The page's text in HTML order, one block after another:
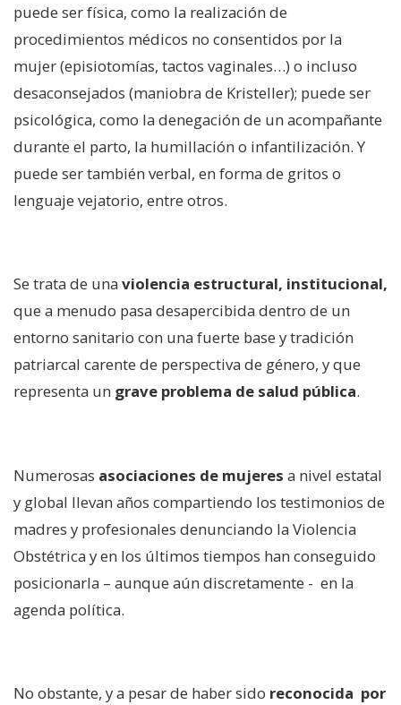
puede ser física, como la realización de
procedimientos médicos no consentidos por la
mujer (episiotomías, tactos vaginales…) o incluso
desaconsejados (maniobra de Kristeller); puede ser
psicológica, como la denegación de un acompañante
durante el parto, la humillación o infantilización. Y
puede ser también verbal, en forma de gritos o
lenguaje vejatorio, entre otros.
Se trata de una violencia estructural, institucional,
que a menudo pasa desapercibida dentro de un
entorno sanitario con una fuerte base y tradición
patriarcal carente de perspectiva de género, y que
representa un grave problema de salud pública.
Numerosas asociaciones de mujeres a nivel estatal
y global llevan años compartiendo los testimonios de
madres y profesionales denunciando la Violencia
Obstétrica y en los últimos tiempos han conseguido
posicionarla – aunque aún discretamente - en la
agenda política.
No obstante, y a pesar de haber sido reconocida por